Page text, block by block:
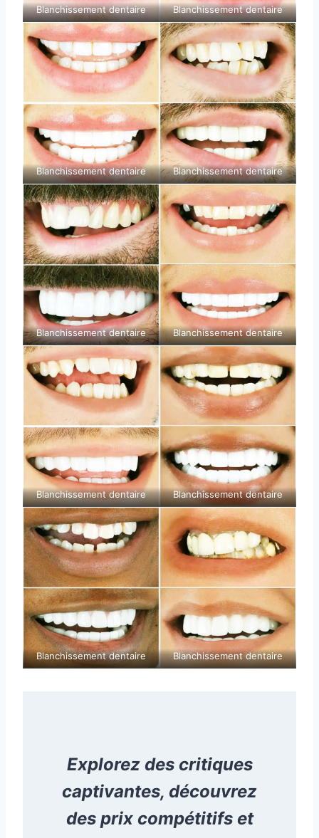
Blanchissement dentaire Blanchissement dentaire
Blanchissement dentaire Blanchissement dentaire
Blanchissement dentaire Blanchissement dentaire
Blanchissement dentaire Blanchissement dentaire
Blanchissement dentaire Blanchissement dentaire
Explorez des critiques
captivantes, découvrez
des prix compétitifs et